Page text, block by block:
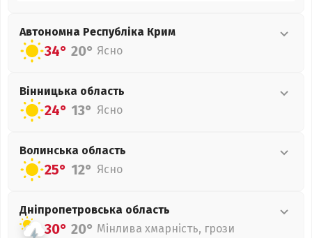
Автономна Республіка Крим
34° 20° Ясно
Вінницька область
24° 13° Ясно
Волинська область
25° 12° Ясно
Дніпропетровська область
30° 20° Мінлива хмарність, грози